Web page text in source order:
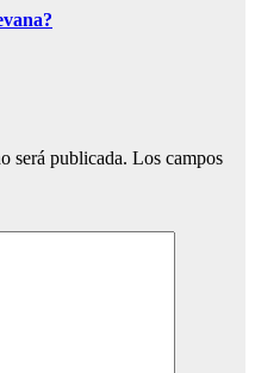
será publicada. Los campos